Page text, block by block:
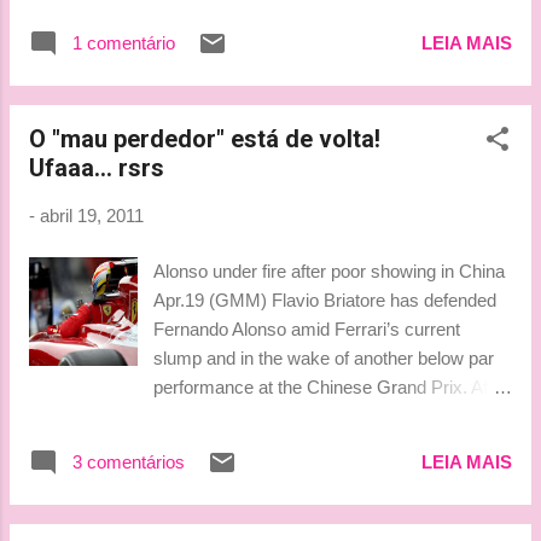
ideia de que a mudança de "atitude" se deva
Na Tu...
1 comentário LEIA MAIS
O "mau perdedor" está de volta!
Ufaaa... rsrs
- abril 19, 2011
Alonso under fire after poor showing in China
Apr.19 (GMM) Flavio Briatore has defended
Fernando Alonso amid Ferrari’s current
slump and in the wake of another below par
performance at the Chinese Grand Prix. After
outperformed by his teammate Felipe Massa,
La Stampa newspaper accused Alonso of
3 comentários LEIA MAIS